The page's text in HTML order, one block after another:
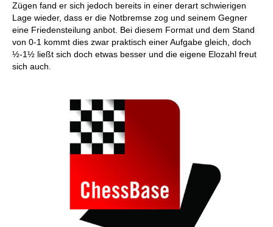
Zügen fand er sich jedoch bereits in einer derart schwierigen
Lage wieder, dass er die Notbremse zog und seinem Gegner
eine Friedensteilung anbot. Bei diesem Format und dem Stand
von 0-1 kommt dies zwar praktisch einer Aufgabe gleich, doch
½-1½ ließt sich doch etwas besser und die eigene Elozahl freut
sich auch.